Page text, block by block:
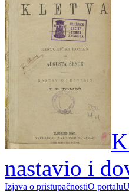
nastavio i
Izjava o pristupačnostiO portalu